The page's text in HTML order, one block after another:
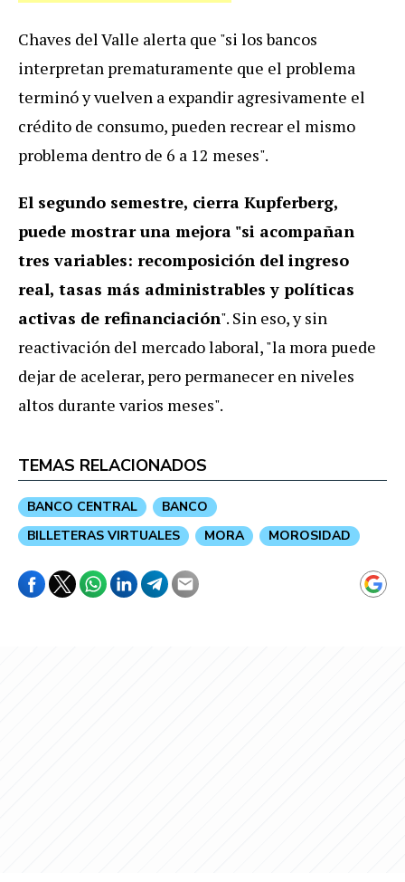
Chaves del Valle alerta que "si los bancos
interpretan prematuramente que el problema
terminó y vuelven a expandir agresivamente el
crédito de consumo, pueden recrear el mismo
problema dentro de 6 a 12 meses".
El segundo semestre, cierra Kupferberg,
puede mostrar una mejora "si acompañan
tres variables: recomposición del ingreso
real, tasas más administrables y políticas
activas de refinanciación". Sin eso, y sin
reactivación del mercado laboral, "la mora puede
dejar de acelerar, pero permanecer en niveles
altos durante varios meses".
TEMAS RELACIONADOS
BANCO CENTRAL
BANCO
BILLETERAS VIRTUALES
MORA MOROSIDAD